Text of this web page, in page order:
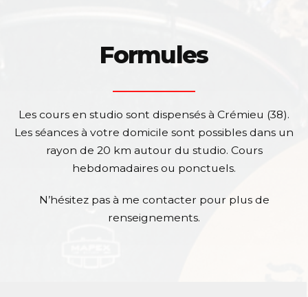
Formules
Les cours en studio sont dispensés à Crémieu (38).
Les séances à votre domicile sont possibles dans un
rayon de 20 km autour du studio. Cours
hebdomadaires ou ponctuels.
N’hésitez pas à me contacter pour plus de
renseignements.